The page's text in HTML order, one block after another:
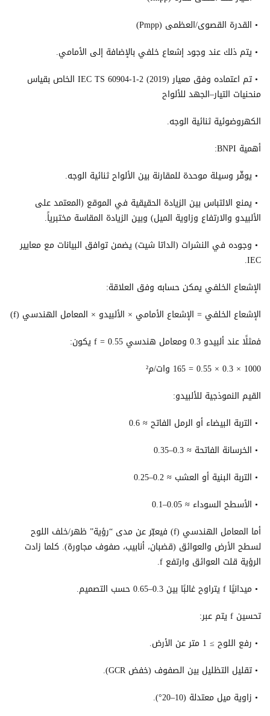
• القدرة القصوى/العظمى (Pmpp)
• يتم ذلك عند وجود إشعاع خلفي بالإضافة إلى الأمامي.
• تم اعتماده وفق معيار IEC TS 60904-1-2 (2019) الخاص بقياس
منحنيات التيار–الجهد للألواح
الكهروضوئية ثنائية الوجه.
أهمية BNPI:
• يوفّر وسيلة موحدة للمقارنة بين الألواح ثنائية الوجه.
• يمنع الالتباس بين الزيادة الحقيقية في الموقع (المعتمد على
الألبيدو والارتفاع وزاوية الميل) وبين الزيادة المقاسة مختبرياً.
• وجوده في النشرات (الداتا شيت) يضمن توافق البيانات مع معايير
IEC.
الإشعاع الخلفي يمكن حسابه وفق العلاقة:
الإشعاع الخلفي = الإشعاع الأمامي × الألبيدو × المعامل الهندسي (f)
فمثلًا عند ألبيدو 0.3 ومعامل هندسي f = 0.55 يكون:
1000 × 0.3 × 0.55 = 165 وات/م²
القيم النموذجية للألبيدو:
• التربة البيضاء أو الرمل الفاتح ≈ 0.6
• الخرسانة الفاتحة ≈ 0.3–0.35
• التربة البنية أو العشب ≈ 0.2–0.25
• الأسطح السوداء ≈ 0.05–0.1
أما المعامل الهندسي (f) فيعبّر عن مدى “رؤية” ظهر/خلف اللوح
لسطح الأرض والعوائق (قضبان، أنابيب، صفوف مجاورة). كلما زادت
الرؤية قلت العوائق وارتفع f.
• ميدانيًا f يتراوح غالبًا بين 0.3–0.65 حسب التصميم.
تحسين f يتم عبر:
• رفع اللوح ≥ 1 متر عن الأرض.
• تقليل التظليل بين الصفوف (خفض GCR).
• زاوية ميل معتدلة (10–20°).